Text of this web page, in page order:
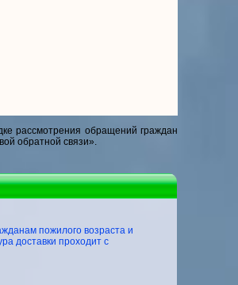
рассмотрения обращений граждан
обратной связи».
пожилого возраста и
доставки проходит с